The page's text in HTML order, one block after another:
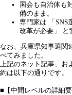
国会も自治体も
備のまま。
専門家は 「 SNS
改革が必要」
なお、兵庫県知事選関
べてみました。
上記のネット記事、お
約は以下の通りです。
■【中間レベルの詳細